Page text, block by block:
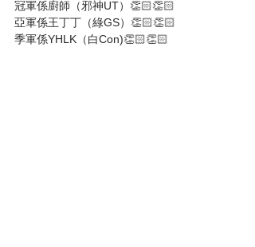
冠軍係廚師（邪神UT）👏🏻👏🏻
亞軍係王丁丁（綠GS）👏🏻👏🏻
季軍係YHLK（白Con)👏🏻👏🏻